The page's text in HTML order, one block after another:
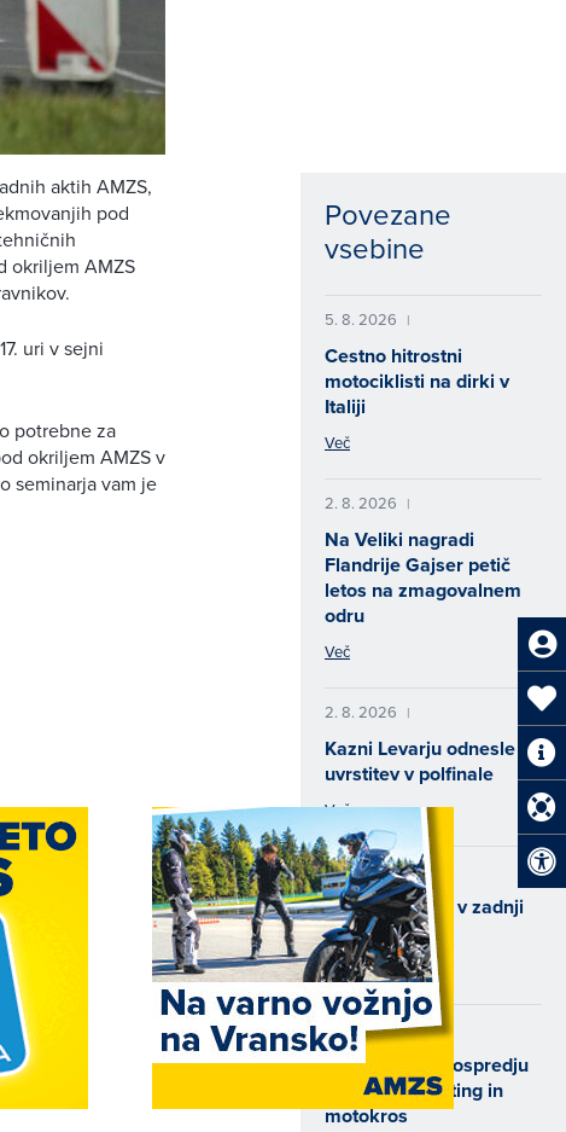
aktih AMZS,
pod
okriljem AMZS
uri v sejni
potrebne za
okriljem AMZS v
seminarja vam je
Povezane
vsebine
5. 8. 2026 |
Cestno hitrostni
motociklisti na dirki v
Italiji
Več
2. 8. 2026 |
Na Veliki nagradi
Flandrije Gajser petič
letos na zmagovalnem
odru
Več
2. 8. 2026 |
Kazni Levarju odnesle
uvrstitev v polfinale
Več
31. 7. 2026 |
Padec Cerjaka v zadnji
vožnji
Več
29. 7. 2026 |
Konec tedna v ospredju
speedway, karting in
motokros